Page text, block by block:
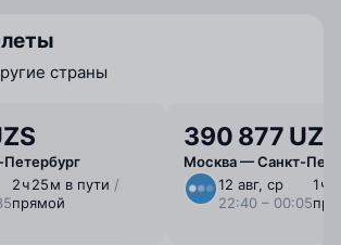
страны
2 ⁠ч 25 ⁠м в пути /
прямой
390 877 UZS
Москва — Санкт-
12 авг, ср
22:40 – 00:05
1 ⁠ч